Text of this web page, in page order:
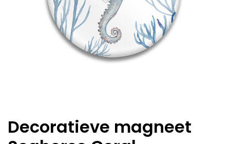
Decoratieve magneet